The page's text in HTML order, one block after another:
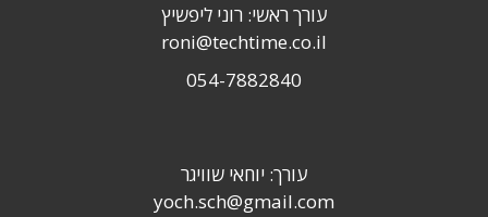
עורך ראשי: רוני ליפשיץ
roni@techtime.co.il
054-7882840
עורך: יוחאי שוויגר
yoch.sch@gmail.com